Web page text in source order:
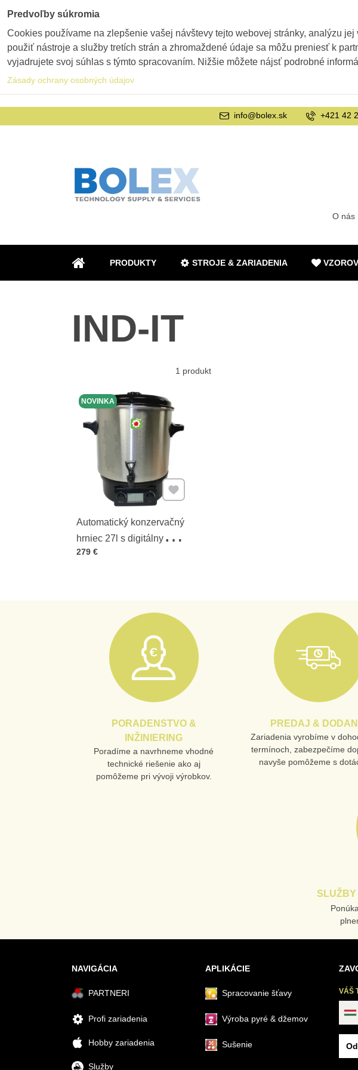
ÚVOD
PRODUKTY STROJE & ZARIADENIA
O nás
info@bolex.sk +421 42
IND-IT
1 produkt
Automatický konzervačný
hrniec 27l s digitálnym
ovládaním, nerezová oceľ
Cena s DPH
279 €
NOVINKA
Pridať k Obľúbeným
PORADENSTVO &
INŽINIERING
Poradíme a navrhneme vhodné
technické riešenie ako aj
pomôžeme pri vývoji výrobkov.
PREDAJ &
Zariadenia vyrobíme v
termínoch, zabezpečíme
navyše pomôžeme s
SLUŽBY
NAVIGÁCIA
PARTNERI
Profi zariadenia
Hobby zariadenia
Služby
APLIKÁCIE
Spracovanie šťavy
Výroba pyré & džemov
Sušenie
VÁŠ
Predvoľby súkromia
Cookies používame na zlepšenie vašej návštevy tejto webovej stránky, analýzu
použiť nástroje a služby tretích strán a zhromaždené údaje sa môžu preniesť k
vyjadrujete svoj súhlas s týmto spracovaním. Nižšie môžete nájsť podrobné
Zásady ochrany osobných údajov